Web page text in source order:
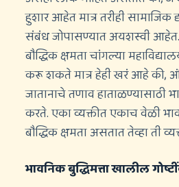
हुशार आहेत मात्र तरीही सामाजिक
संबंध जोपासण्यात अयशस्वी
बौद्धिक क्षमता चांगल्या
करू शकते मात्र हेही खरं आहे की,
जातानाचे तणाव हाताळण्यासाठी
करते. एका व्यक्तीत एकाच वेळी
बौद्धिक क्षमता असतात तेव्हा ती
भावनिक बुद्धिमत्ता खालील